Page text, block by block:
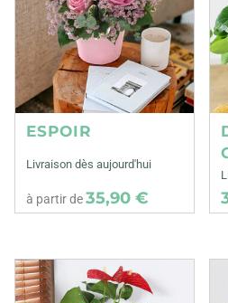
ESPOIR
Livraison dès aujourd'hui
à partir de35,90 €